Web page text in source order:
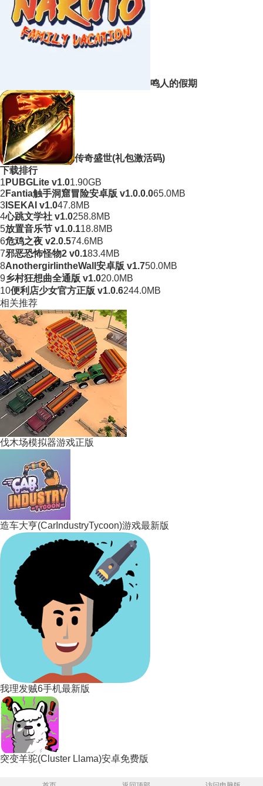
鸣人的假期
传奇盛世(礼包激活码)
下载排行
1 PUBGLite v1.01.90GB
2 Fantia触手洞窟冒险安卓版 v1.0.0.065.0MB
3 ISEKAI v1.047.8MB
4心跳文学社 v1.0258.8MB
5放置音乐节 v1.0.118.8MB
6危鸡之夜 v2.0.574.6MB
7邪恶恐怖怪物2 v0.183.4MB
8AnothergirlintheWall安卓版 v1.750.0MB
9乡村狂想曲全通版 v1.020.0MB
10便利店少女官方正版 v1.0.6244.0MB
相关推荐
伐木场模拟器游戏正版
造车大亨(CarIndustryTycoon)游戏最新版
我理发贼6手机最新版
突变羊驼(Cluster Llama)安卓免费版